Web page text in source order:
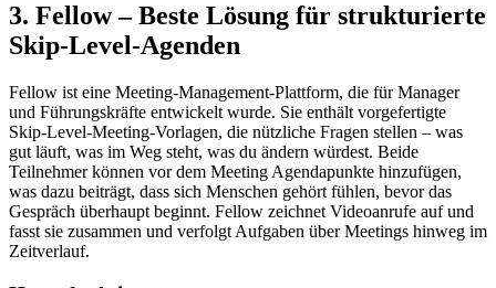
3. Fellow – Beste Lösung für strukturierte
Skip-Level-Agenden
Fellow ist eine Meeting-Management-Plattform, die für Manager
und Führungskräfte entwickelt wurde. Sie enthält vorgefertigte
Skip-Level-Meeting-Vorlagen, die nützliche Fragen stellen – was
gut läuft, was im Weg steht, was du ändern würdest. Beide
Teilnehmer können vor dem Meeting Agendapunkte hinzufügen,
was dazu beiträgt, dass sich Menschen gehört fühlen, bevor das
Gespräch überhaupt beginnt. Fellow zeichnet Videoanrufe auf und
fasst sie zusammen und verfolgt Aufgaben über Meetings hinweg im
Zeitverlauf.